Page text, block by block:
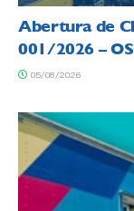
Abertura de
001/2026 –
05/08/2026